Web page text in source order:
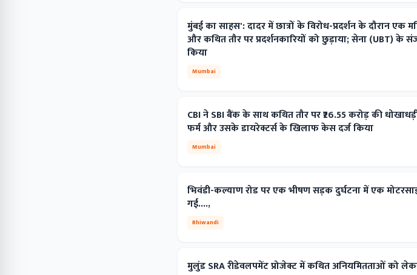
मुंबई का साहस': दादर में छात्रों के विरोध-प्रदर्शन के दौरान एक
और कथित तौर पर प्रदर्शनकारियों को छुड़ाया; सेना (UBT) के
किया
Mumbai
CBI ने SBI बैंक के साथ कथित तौर पर ₹26.55 करोड़ की
फर्म और उसके डायरेक्टर्स के खिलाफ केस दर्ज किया
Mumbai
भिवंडी-कल्याण रोड पर एक भीषण सड़क दुर्घटना में एक
गई....,
Bhiwandi
मुलुंड SRA रीडेवलपमेंट प्रोजेक्ट में कथित अनियमितताओं को